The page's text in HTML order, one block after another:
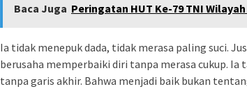
Baca Juga Peringatan HUT Ke-79 TNI
Ia tidak menepuk dada, tidak merasa paling suci.
berusaha memperbaiki diri tanpa merasa cukup. Ia
tanpa garis akhir. Bahwa menjadi baik bukan